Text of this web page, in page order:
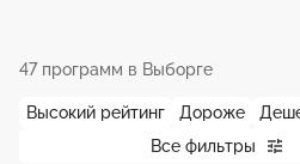
47 программ в Выборге
Все фильтры
Высокий рейтинг Дороже